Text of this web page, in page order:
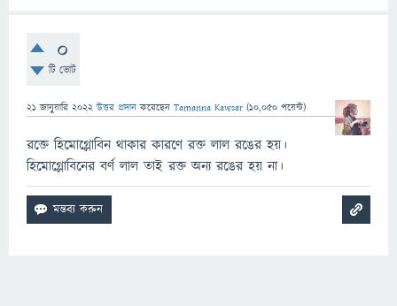
0
টি ভোট
21 জানুয়ারি 2022 উত্তর প্রদান করেছেন Tamanna Kawsar (10,050 পয়েন্ট)
রক্তে হিমোগ্লোবিন থাকার কারণে রক্ত লাল রঙের হয়।
হিমোগ্লোবিনের বর্ণ লাল তাই রক্ত অন্য রঙের হয় না।